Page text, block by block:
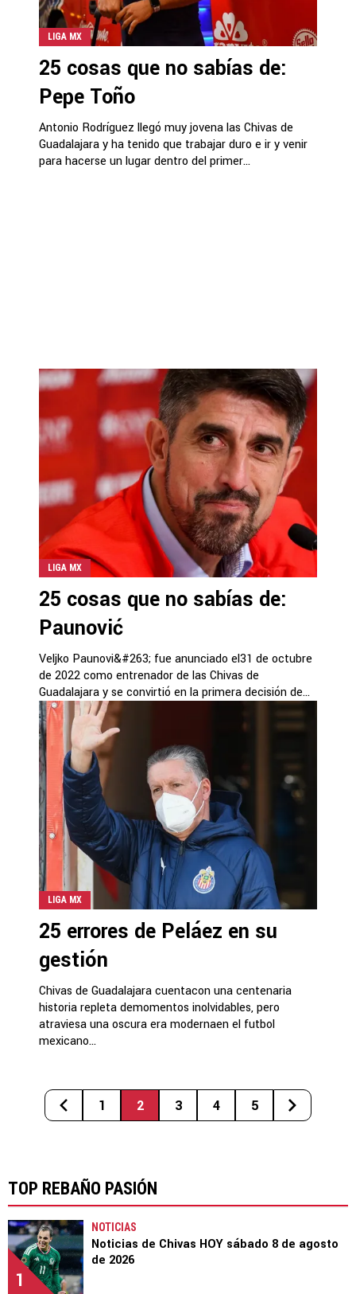
LIGA MX
25 cosas que no sabías de:
Pepe Toño
Antonio Rodríguez llegó muy jovena las Chivas de
Guadalajara y ha tenido que trabajar duro e ir y venir
para hacerse un lugar dentro del primer...
LIGA MX
25 cosas que no sabías de:
Paunović
Veljko Paunovi&#263; fue anunciado el31 de octubre
de 2022 como entrenador de las Chivas de
Guadalajara y se convirtió en la primera decisión de...
LIGA MX
25 errores de Peláez en su
gestión
Chivas de Guadalajara cuentacon una centenaria
historia repleta demomentos inolvidables, pero
atraviesa una oscura era modernaen el futbol
mexicano...
1 2 3 4 5
TOP REBAÑO PASIÓN
1
NOTICIAS
Noticias de Chivas HOY sábado 8 de agosto
de 2026